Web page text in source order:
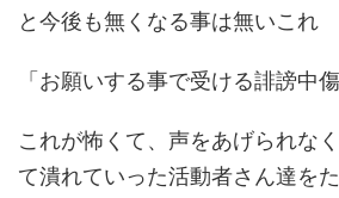
と今後も無くなる事は無いこれ
「お願いする事で受ける誹謗中傷
これが怖くて、声をあげられな
て潰れていった活動者さん達を